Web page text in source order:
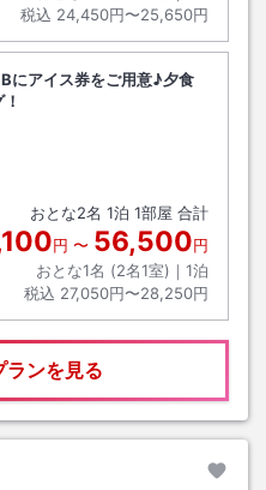
税込 24,450円〜25,650円
にアイス券をご用意♪夕食
おとな2名 1泊 1部屋 合計
円 〜 56,500円
おとな1名 (2名1室)｜ 1泊
税込 27,050円〜28,250円
ランを見る